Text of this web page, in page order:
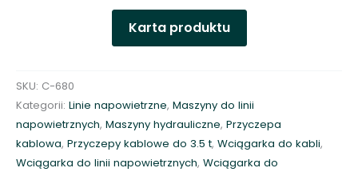
Karta produktu
SKU: C-680
Kategorii: Linie napowietrzne, Maszyny do linii
napowietrznych, Maszyny hydrauliczne, Przyczepa
kablowa, Przyczepy kablowe do 3.5 t, Wciągarka do kabli,
Wciągarka do linii napowietrznych, Wciągarka do